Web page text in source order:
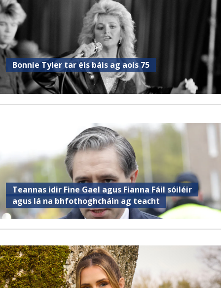
Bonnie Tyler tar éis báis ag aois 75
Teannas idir Fine Gael agus Fianna Fáil sóiléir
agus lá na bhfothoghcháin ag teacht